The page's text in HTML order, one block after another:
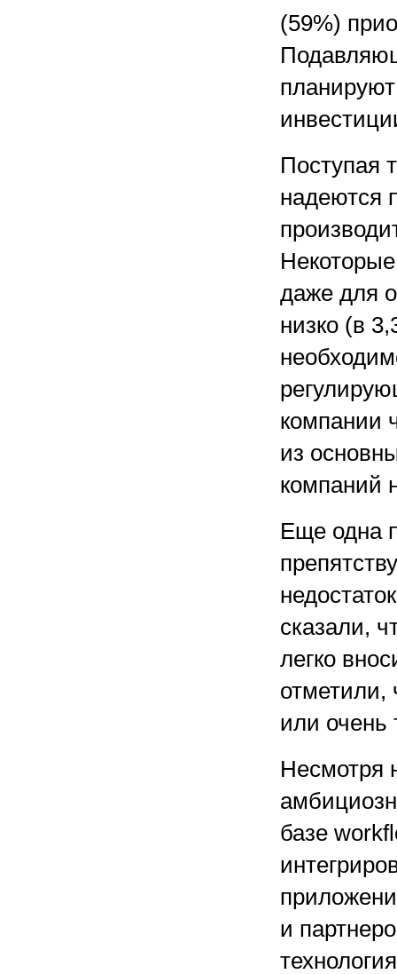
(59%)
Поступая
надеются
даже для
низко (в
компании
из
компаний
Еще одна
сказали,
легко
отметили,
или очень
Несмотря
базе
и